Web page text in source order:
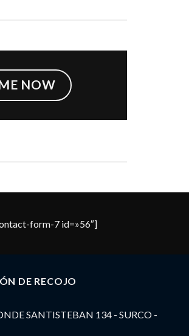
NOW
form-7 id=»56″]
DE RECOJO
SANTISTEBAN 134 - SURCO -